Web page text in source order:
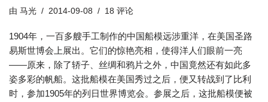
由 马光 2014-09-08 18 评论
1904年，一百多艘手工制作的中国船模远涉重洋，在美国圣路
易斯世博会上展出。它们的惊艳亮相，使得洋人们眼前一亮
——原来，除了轿子、丝绸和鸦片之外，中国竟然还有如此多
姿多彩的帆船。这批船模在美国秀过之后，便又转战到了比利
时，参加1905年的列日世界博览会。参展之后，这批船模便被